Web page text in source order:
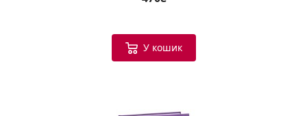
У кошик